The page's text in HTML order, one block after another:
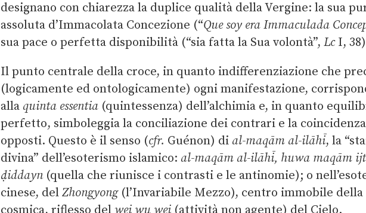
designano con chiarezza la duplice qualità della Vergine: la sua
assoluta d’Immacolata Concezione (“Que soy era Immaculada
sua pace o perfetta disponibilità (“sia fatta la Sua volontà”, LcI,
Il punto centrale della croce, in quanto indifferenziazione che
(logicamente ed ontologicamente) ogni manifestazione,
alla quinta essentia (quintessenza) dell’alchimia e, in quanto
perfetto, simboleggia la conciliazione dei contrari e la
opposti. Questo è il senso (cfr. Guénon) di al-maqām al-ilāhī, la
divina” dell’esoterismo islamico: al-maqām al-ilāhī, huwa maqām
ḍiddayn(quella che riunisce i contrasti e le antinomie); o
cinese, delZhongyong(l’Invariabile Mezzo), centro immobile